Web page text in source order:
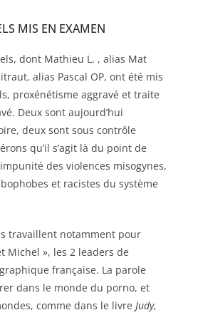
MIS EN EXAMEN
dont Mathieu L. , alias Mat
alias Pascal OP, ont été mis
proxénétisme aggravé et traite
Deux sont aujourd’hui
deux sont sous contrôle
qu’il s’agit là du point de
des violences misogynes,
et racistes du système
travaillent notamment pour
Michel », les 2 leaders de
française. La parole
dans le monde du porno, et
comme dans le livre Judy,